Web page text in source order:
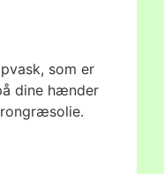
som er
dine hænder